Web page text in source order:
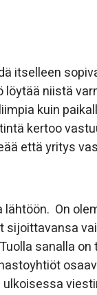
itselleen
niistä
kuin
kertoo
että yritys
On
sanalla